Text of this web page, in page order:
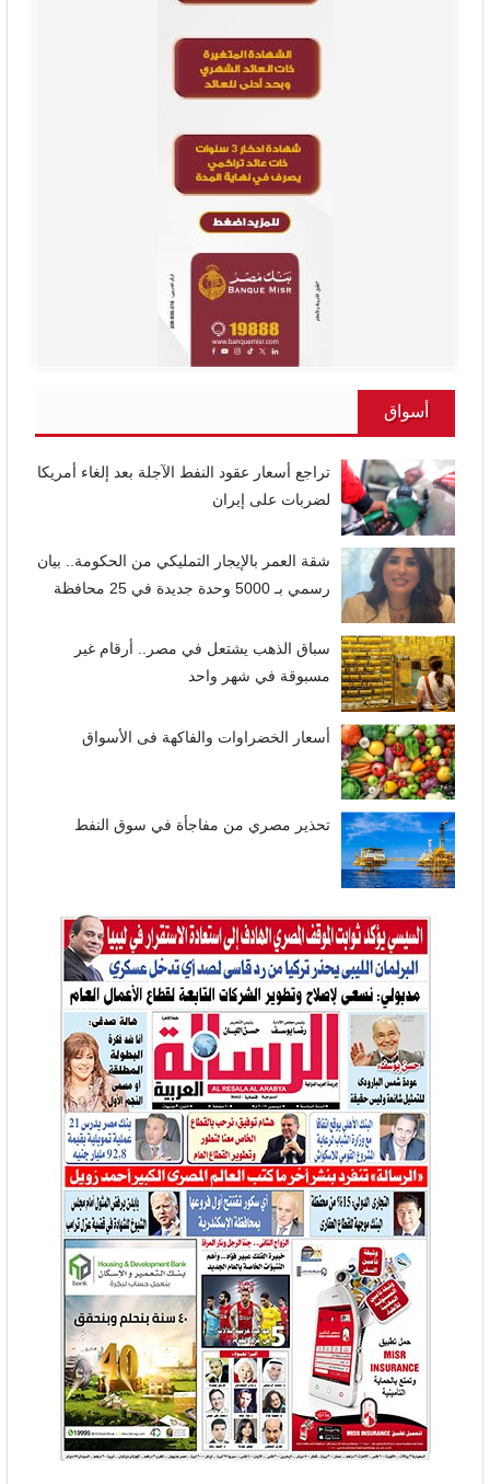
أسواق
تراجع أسعار عقود النفط الآجلة بعد إلغاء أمريكا
لضربات على إيران
شقة العمر بالإيجار التمليكي من الحكومة.. بيان
رسمي بـ 5000 وحدة جديدة في 25 محافظة
سباق الذهب يشتعل في مصر.. أرقام غير
مسبوقة في شهر واحد
أسعار الخضراوات والفاكهة فى الأسواق
تحذير مصري من مفاجأة في سوق النفط